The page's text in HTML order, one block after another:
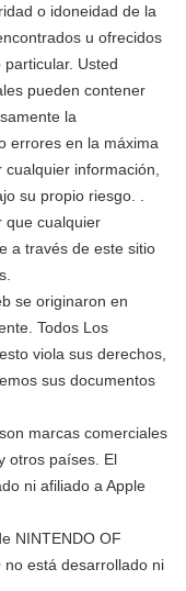
o idoneidad de la
u ofrecidos
Usted
pueden contener
la
errores en la máxima
información,
su propio riesgo. .
que cualquier
a través de este sitio
se originaron en
Todos Los
viola sus derechos,
sus documentos
marcas comerciales
otros países. El
ni afiliado a Apple
NINTENDO OF
no está desarrollado ni